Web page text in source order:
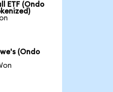
ETF (Ondo
(Ondo